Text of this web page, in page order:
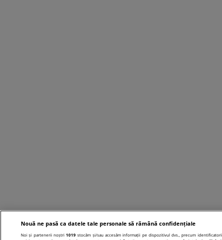
Nouă ne pasă ca datele tale personale să rămână confidențiale
Noi și partenerii noștri1019 stocăm și/sau accesăm informații pe dispozitivul dvs., precum